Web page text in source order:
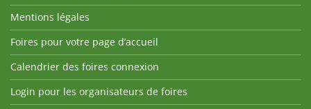
Mentions légales
Foires pour votre page d’accueil
Calendrier des foires connexion
Login pour les organisateurs de foires